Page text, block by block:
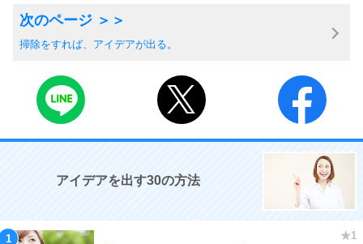
掃除をすれば、アイデアが出る。
アイデアを出す30の方法